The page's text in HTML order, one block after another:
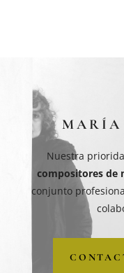
MARÍA
Nuestra
compositores de
conjunto